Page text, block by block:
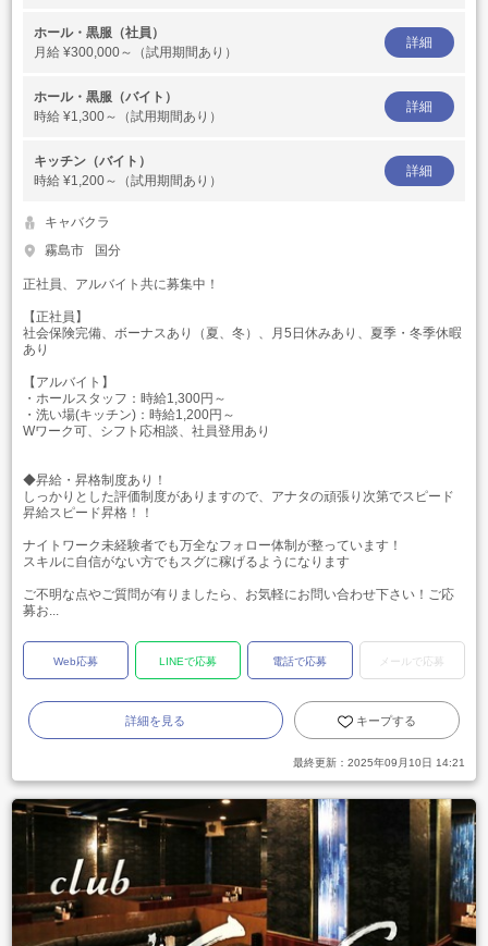
ホール・黒服（社員）
月給 ¥300,000～（試用期間あり）
詳細
ホール・黒服（バイト）
時給 ¥1,300～（試用期間あり）
詳細
キッチン（バイト）
時給 ¥1,200～（試用期間あり）
詳細
キャバクラ
霧島市
国分
正社員、アルバイト共に募集中！
【正社員】
社会保険完備、ボーナスあり（夏、冬）、月5日休みあり、夏季・冬季休暇
あり
【アルバイト】
・ホールスタッフ：時給1,300円～
・洗い場(キッチン)：時給1,200円～
Wワーク可、シフト応相談、社員登用あり
◆昇給・昇格制度あり！
しっかりとした評価制度がありますので、アナタの頑張り次第でスピード
昇給スピード昇格！！
ナイトワーク未経験者でも万全なフォロー体制が整っています！
スキルに自信がない方でもスグに稼げるようになります
ご不明な点やご質問が有りましたら、お気軽にお問い合わせ下さい！ご応
募お...
Web応募 LINEで応募 電話で応募 メールで応募
詳細を見る キープする
最終更新： 2025年09月10日 14:21